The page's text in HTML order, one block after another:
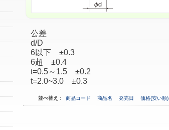
公差
d/D
6以下 ±0.3
6超 ±0.4
t=0.5～1.5 ±0.2
t=2.0~3.0 ±0.3
並べ替え： 商品コード 商品名 発売日 価格(安い順)